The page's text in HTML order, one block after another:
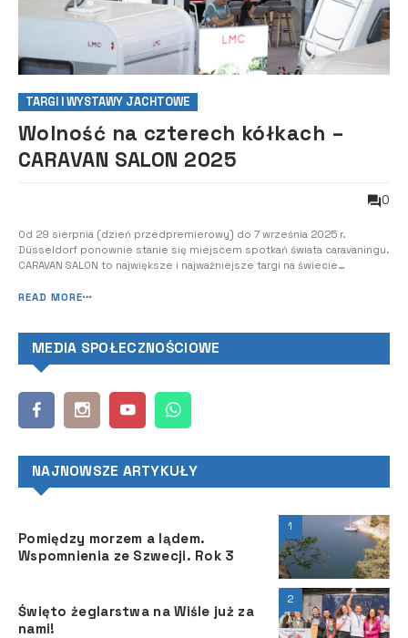
TARGI I WYSTAWY JACHTOWE
Wolność na czterech kółkach –
CARAVAN SALON 2025
0
Od 29 sierpnia (dzień przedpremierowy) do 7 września 2025 r.
Düsseldorf ponownie stanie się miejscem spotkań świata caravaningu.
CARAVAN SALON to największe i najważniejsze targi na świecie
pozwala doświadczyć stylu życia caravaningu we wszystkich jego
READ MORE
MEDIA SPOŁECZNOŚCIOWE
NAJNOWSZE ARTYKUŁY
1
Pomiędzy morzem a lądem.
Wspomnienia ze Szwecji. Rok 3
2
Święto żeglarstwa na Wiśle już za
nami!